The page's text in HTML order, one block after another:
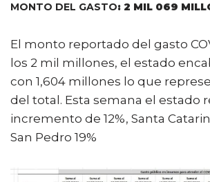
MONTO DEL GASTO: 2 MIL 069
El monto reportado del gasto
los 2 mil millones, el estado
con 1,604 millones lo que
del total. Esta semana el estado
incremento de 12%, Santa
San Pedro 19%